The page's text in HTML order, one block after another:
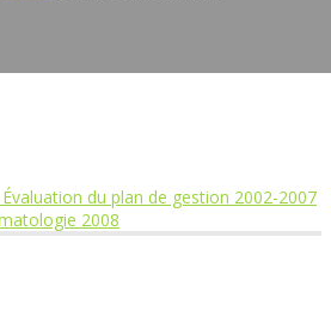
du plan de gestion 2002-2007
2008